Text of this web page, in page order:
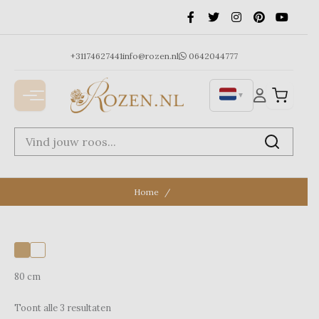
+31174627441info@rozen.nl 0642044777
▼
Home
80 cm
Toont alle 3 resultaten